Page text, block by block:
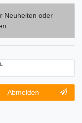
Neuheiten oder
Abmelden